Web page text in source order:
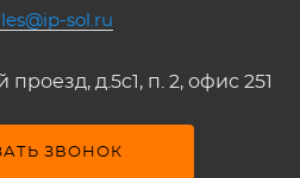
sol.ru
д.5c1, п. 2, офис 251
ЗВОНОК